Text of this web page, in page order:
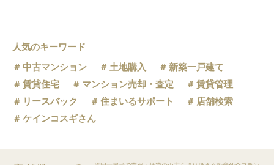
人気のキーワード
中古マンション
土地購入
新築一戸建て
賃貸住宅
マンション売却・査定
賃貸管理
リースバック
住まいるサポート
店舗検索
ケインコスギさん